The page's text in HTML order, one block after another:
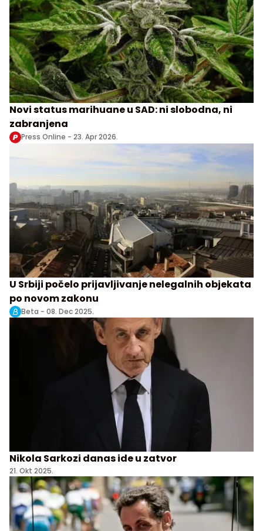
Novi status marihuane u SAD: ni slobodna, ni
zabranjena
Press Online - 23. Apr 2026.
U Srbiji počelo prijavljivanje nelegalnih objekata
po novom zakonu
Beta - 08. Dec 2025.
Nikola Sarkozi danas ide u zatvor
21. Okt 2025.